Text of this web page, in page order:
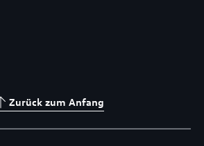
Zurück zum Anfang